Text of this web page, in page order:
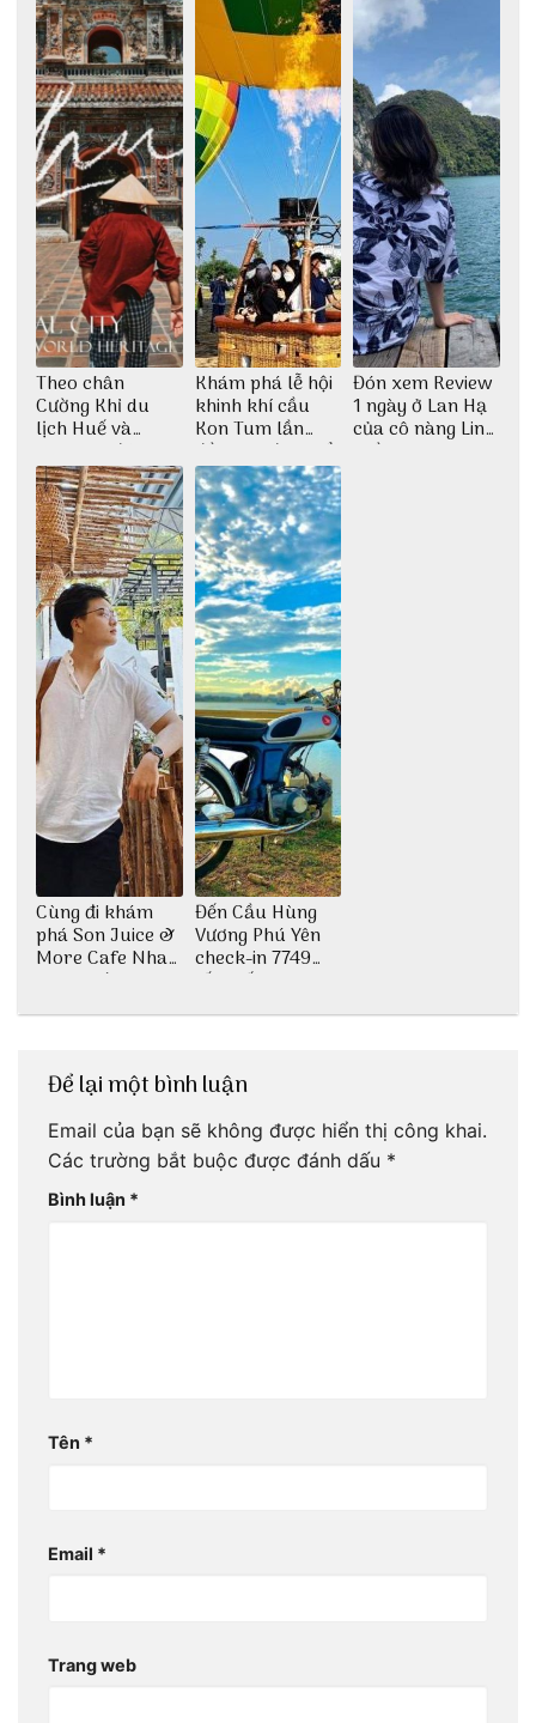
Theo chân
Cường Khỉ du
lịch Huế và
check-in đúng
những góc chụp
đẹp
Khám phá lễ hội
khinh khí cầu
Kon Tum lần
đầu tiên được tổ
chức
Đón xem Review
1 ngày ở Lan Hạ
của cô nàng Linh
Trần
Cùng đi khám
phá Son Juice &
More Cafe Nha
Trang với anh
Đến Cầu Hùng
Vương Phú Yên
check-in 7749
tấm sống ảo
Để lại một bình luận
Email của bạn sẽ không được hiển thị công khai.
Các trường bắt buộc được đánh dấu *
Bình luận *
Tên *
Email *
Trang web